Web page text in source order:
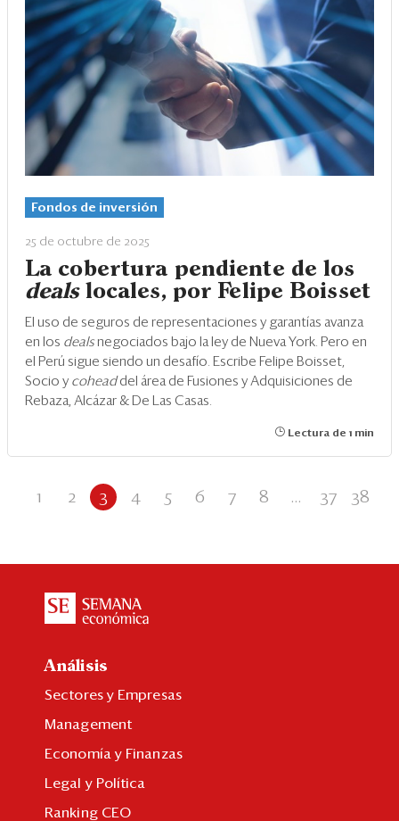
Fondos de inversión
25 de octubre de 2025
La cobertura pendiente de los
deals locales, por Felipe Boisset
El uso de seguros de representaciones y garantías avanza
en los deals negociados bajo la ley de Nueva York. Pero en
el Perú sigue siendo un desafío. Escribe Felipe Boisset,
Socio y coheaddel área de Fusiones y Adquisiciones de
Rebaza, Alcázar & De Las Casas.
Lectura de 1 min
1 2 3 4 5 6 7 8 ... 37 38
Análisis
Sectores y Empresas
Management
Economía y Finanzas
Legal y Política
Ranking CEO